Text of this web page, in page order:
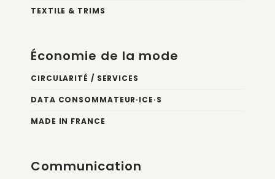
TEXTILE & TRIMS
Économie de la mode
CIRCULARITÉ / SERVICES
DATA CONSOMMATEUR·ICE·S
MADE IN FRANCE
Communication